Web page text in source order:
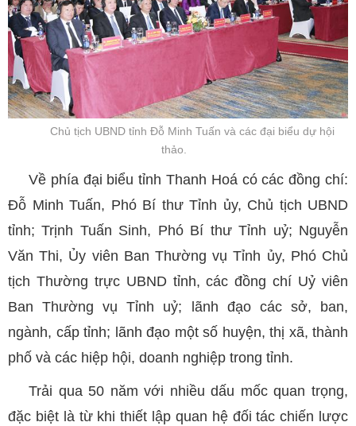
Chủ tịch UBND tỉnh Đỗ Minh Tuấn và các đại biểu dự hội
thảo.
Về phía đại biểu tỉnh Thanh Hoá có các đồng chí:
Đỗ Minh Tuấn, Phó Bí thư Tỉnh ủy, Chủ tịch UBND
tỉnh; Trịnh Tuấn Sinh, Phó Bí thư Tỉnh uỷ; Nguyễn
Văn Thi, Ủy viên Ban Thường vụ Tỉnh ủy, Phó Chủ
tịch Thường trực UBND tỉnh, các đồng chí Uỷ viên
Ban Thường vụ Tỉnh uỷ; lãnh đạo các sở, ban,
ngành, cấp tỉnh; lãnh đạo một số huyện, thị xã, thành
phố và các hiệp hội, doanh nghiệp trong tỉnh.
Trải qua 50 năm với nhiều dấu mốc quan trọng,
đặc biệt là từ khi thiết lập quan hệ đối tác chiến lược